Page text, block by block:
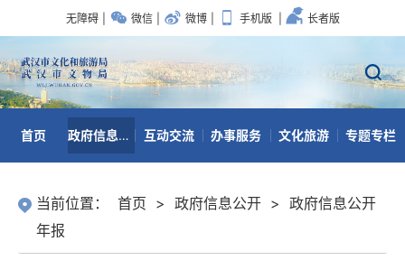
无障碍 微信 微博 手机版 长者版
首页 政府信息公开 互动交流 办事服务 文化旅游 专题专栏
当前位置： 首页 > 政府信息公开 > 政府信息公开
年报